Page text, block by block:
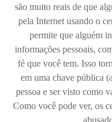
são muito reais de que
pela Internet usando o
permite que alguém
informações pessoais,
fé que você tem. Isso
em uma chave pública
pessoa e ser visto como
Como você pode ver, os